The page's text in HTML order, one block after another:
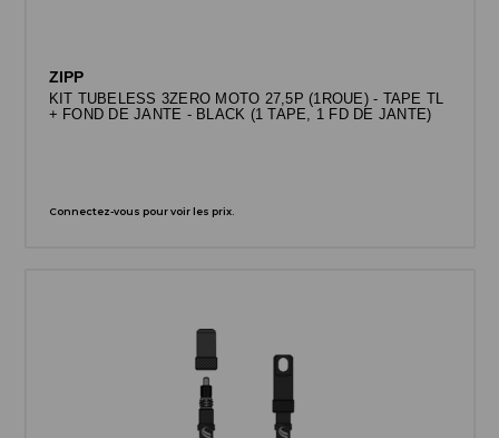
ZIPP
KIT TUBELESS 3ZERO MOTO 27,5P (1ROUE) - TAPE TL
+ FOND DE JANTE - BLACK (1 TAPE, 1 FD DE JANTE)
Connectez-vous pour voir les prix.